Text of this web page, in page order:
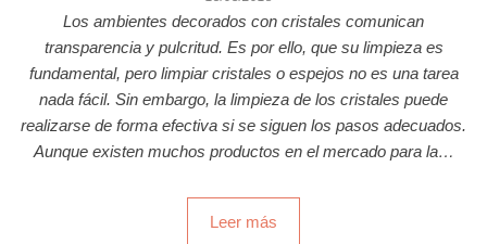
Los ambientes decorados con cristales comunican
transparencia y pulcritud. Es por ello, que su limpieza es
fundamental, pero limpiar cristales o espejos no es una tarea
nada fácil. Sin embargo, la limpieza de los cristales puede
realizarse de forma efectiva si se siguen los pasos adecuados.
Aunque existen muchos productos en el mercado para la…
Leer más